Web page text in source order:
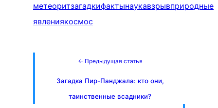
метеоритзагадкифактынаукавзрывприродные
явлениякосмос
← Предыдущая статья
Загадка Пир-Панджала: кто они,
таинственные всадники?